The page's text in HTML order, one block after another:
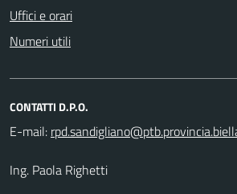
Uffici e orari
Numeri utili
CONTATTI D.P.O.
E-mail:
Ing. Paola Righetti